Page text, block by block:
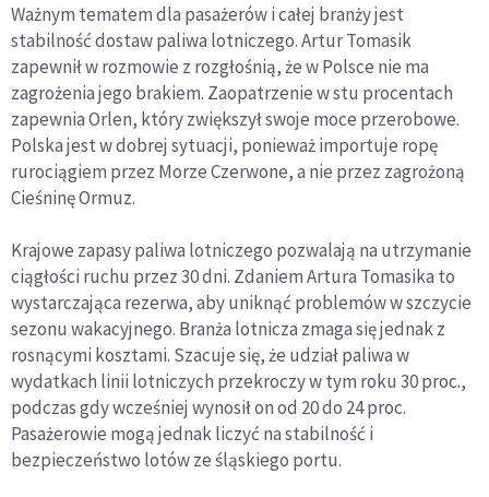
Ważnym tematem dla pasażerów i całej branży jest
stabilność dostaw paliwa lotniczego. Artur Tomasik
zapewnił w rozmowie z rozgłośnią, że w Polsce nie ma
zagrożenia jego brakiem. Zaopatrzenie w stu procentach
zapewnia Orlen, który zwiększył swoje moce przerobowe.
Polska jest w dobrej sytuacji, ponieważ importuje ropę
rurociągiem przez Morze Czerwone, a nie przez zagrożoną
Cieśninę Ormuz.
Krajowe zapasy paliwa lotniczego pozwalają na utrzymanie
ciągłości ruchu przez 30 dni. Zdaniem Artura Tomasika to
wystarczająca rezerwa, aby uniknąć problemów w szczycie
sezonu wakacyjnego. Branża lotnicza zmaga się jednak z
rosnącymi kosztami. Szacuje się, że udział paliwa w
wydatkach linii lotniczych przekroczy w tym roku 30 proc.,
podczas gdy wcześniej wynosił on od 20 do 24 proc.
Pasażerowie mogą jednak liczyć na stabilność i
bezpieczeństwo lotów ze śląskiego portu.